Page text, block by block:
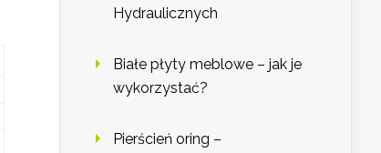
Hydraulicznych
Białe płyty meblowe – jak je
wykorzystać?
Pierścień oring –